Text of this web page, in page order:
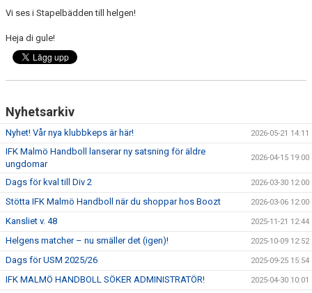
Vi ses i Stapelbädden till helgen!
Heja di gule!
Nyhetsarkiv
Nyhet! Vår nya klubbkeps är här! 2026-05-21 14:11
IFK Malmö Handboll lanserar ny satsning för äldre
ungdomar
2026-04-15 19:00
Dags för kval till Div 2 2026-03-30 12:00
Stötta IFK Malmö Handboll när du shoppar hos Boozt 2026-03-06 12:00
Kansliet v. 48 2025-11-21 12:44
Helgens matcher – nu smäller det (igen)! 2025-10-09 12:52
Dags för USM 2025/26 2025-09-25 15:54
IFK MALMÖ HANDBOLL SÖKER ADMINISTRATÖR! 2025-04-30 10:01